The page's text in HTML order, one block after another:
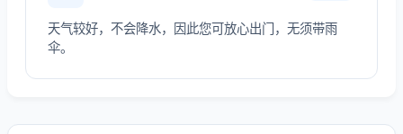
天气较好，不会降水，因此您可放心出门，无须带雨
伞。